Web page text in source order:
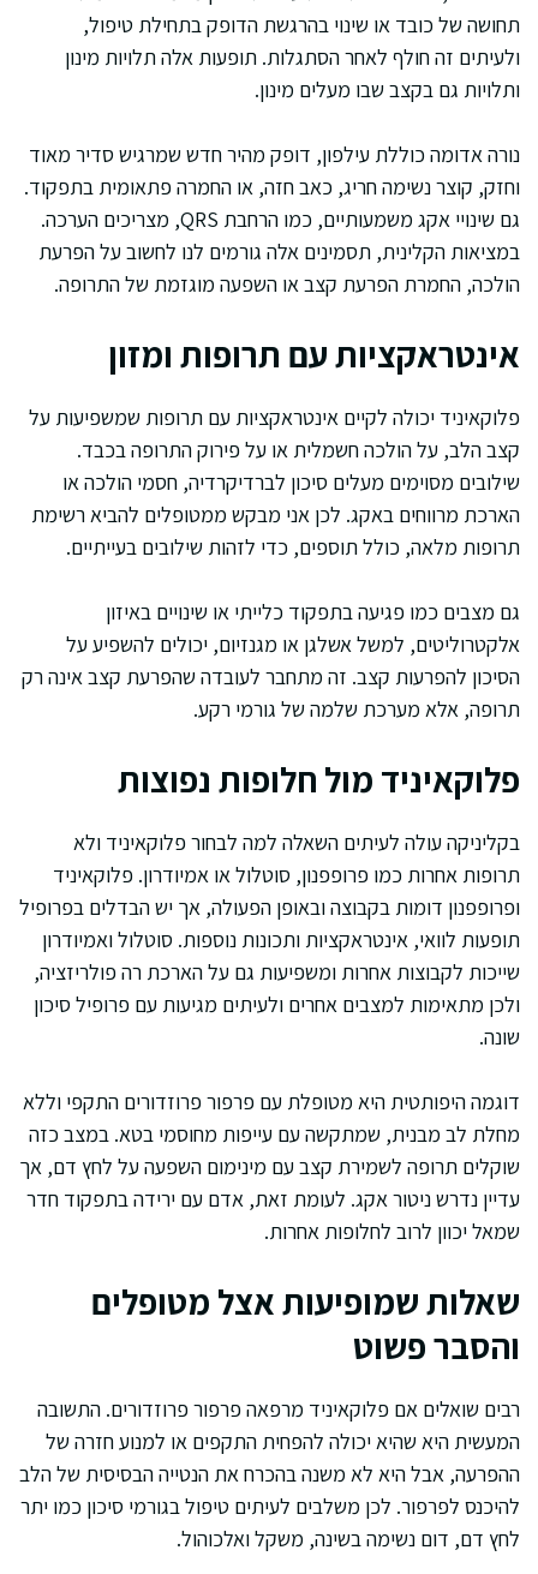
תחושה של כובד או שינוי בהרגשת הדופק בתחילת טיפול,
ולעיתים זה חולף לאחר הסתגלות. תופעות אלה תלויות מינון
ותלויות גם בקצב שבו מעלים מינון.
נורה אדומה כוללת עילפון, דופק מהיר חדש שמרגיש סדיר מאוד
וחזק, קוצר נשימה חריג, כאב חזה, או החמרה פתאומית בתפקוד.
גם שינויי אקג משמעותיים, כמו הרחבת QRS, מצריכים הערכה.
במציאות הקלינית, תסמינים אלה גורמים לנו לחשוב על הפרעת
הולכה, החמרת הפרעת קצב או השפעה מוגזמת של התרופה.
אינטראקציות עם תרופות ומזון
פלוקאיניד יכולה לקיים אינטראקציות עם תרופות שמשפיעות על
קצב הלב, על הולכה חשמלית או על פירוק התרופה בכבד.
שילובים מסוימים מעלים סיכון לברדיקרדיה, חסמי הולכה או
הארכת מרווחים באקג. לכן אני מבקש ממטופלים להביא רשימת
תרופות מלאה, כולל תוספים, כדי לזהות שילובים בעייתיים.
גם מצבים כמו פגיעה בתפקוד כלייתי או שינויים באיזון
אלקטרוליטים, למשל אשלגן או מגנזיום, יכולים להשפיע על
הסיכון להפרעות קצב. זה מתחבר לעובדה שהפרעת קצב אינה רק
תרופה, אלא מערכת שלמה של גורמי רקע.
פלוקאיניד מול חלופות נפוצות
בקליניקה עולה לעיתים השאלה למה לבחור פלוקאיניד ולא
תרופות אחרות כמו פרופפנון, סוטלול או אמיודרון. פלוקאיניד
ופרופפנון דומות בקבוצה ובאופן הפעולה, אך יש הבדלים בפרופיל
תופעות לוואי, אינטראקציות ותכונות נוספות. סוטלול ואמיודרון
שייכות לקבוצות אחרות ומשפיעות גם על הארכת רה פולריזציה,
ולכן מתאימות למצבים אחרים ולעיתים מגיעות עם פרופיל סיכון
שונה.
דוגמה היפותטית היא מטופלת עם פרפור פרוזדורים התקפי וללא
מחלת לב מבנית, שמתקשה עם עייפות מחוסמי בטא. במצב כזה
שוקלים תרופה לשמירת קצב עם מינימום השפעה על לחץ דם, אך
עדיין נדרש ניטור אקג. לעומת זאת, אדם עם ירידה בתפקוד חדר
שמאל יכוון לרוב לחלופות אחרות.
שאלות שמופיעות אצל מטופלים
והסבר פשוט
רבים שואלים אם פלוקאיניד מרפאה פרפור פרוזדורים. התשובה
המעשית היא שהיא יכולה להפחית התקפים או למנוע חזרה של
ההפרעה, אבל היא לא משנה בהכרח את הנטייה הבסיסית של הלב
להיכנס לפרפור. לכן משלבים לעיתים טיפול בגורמי סיכון כמו יתר
לחץ דם, דום נשימה בשינה, משקל ואלכוהול.